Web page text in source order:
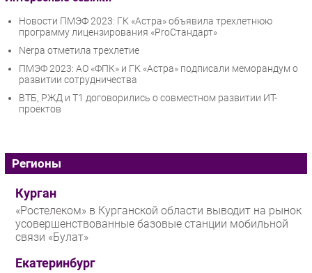
Новости ПМЭФ 2023: ГК «Астра» объявила трехлетнюю
программу лицензирования «ProСтандарт»
Nerpa отметила трехлетие
ПМЭФ 2023: АО «ФПК» и ГК «Астра» подписали меморандум о
развитии сотрудничества
ВТБ, РЖД и Т1 договорились о совместном развитии ИТ-
проектов
Регионы
Курган
«Ростелеком» в Курганской области выводит на рынок
усовершенствованные базовые станции мобильной
связи «Булат»
Екатеринбург